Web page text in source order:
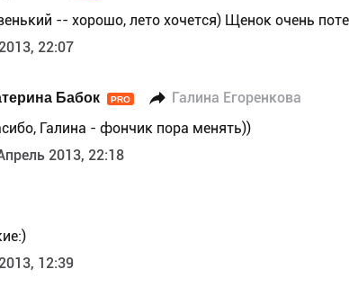
-- хорошо, лето хочется) Щенок очень
22:07
Бабок PRO Галина Егоренкова
Галина - фончик пора менять))
2013, 22:18
12:39